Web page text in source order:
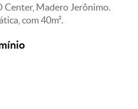
Center, Madero Jerônimo.
com 40m².